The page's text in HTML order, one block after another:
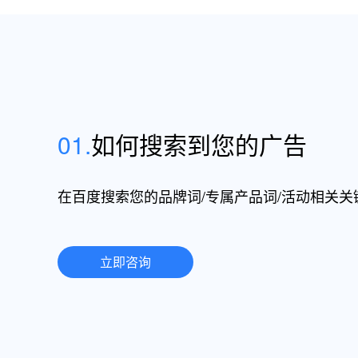
01.如何搜索到您的广告
在百度搜索您的品牌词/专属产品词/活动相关关
立即咨询